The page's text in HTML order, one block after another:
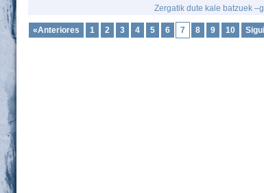
Zergatik dute kale batzuek
«Anteriores 1 2 3 4 5 6 7 8 9 10